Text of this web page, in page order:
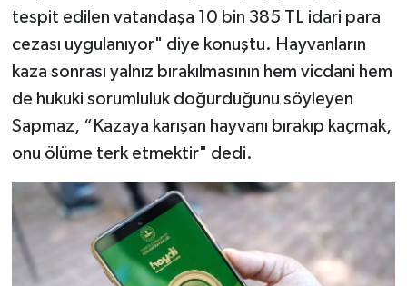
tespit edilen vatandaşa 10 bin 385 TL idari para
cezası uygulanıyor" diye konuştu. Hayvanların
kaza sonrası yalnız bırakılmasının hem vicdani hem
de hukuki sorumluluk doğurduğunu söyleyen
Sapmaz, “Kazaya karışan hayvanı bırakıp kaçmak,
onu ölüme terk etmektir" dedi.